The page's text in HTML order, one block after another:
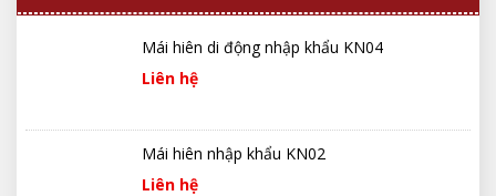
Mái hiên di động nhập khẩu KN04
Liên hệ
Mái hiên nhập khẩu KN02
Liên hệ